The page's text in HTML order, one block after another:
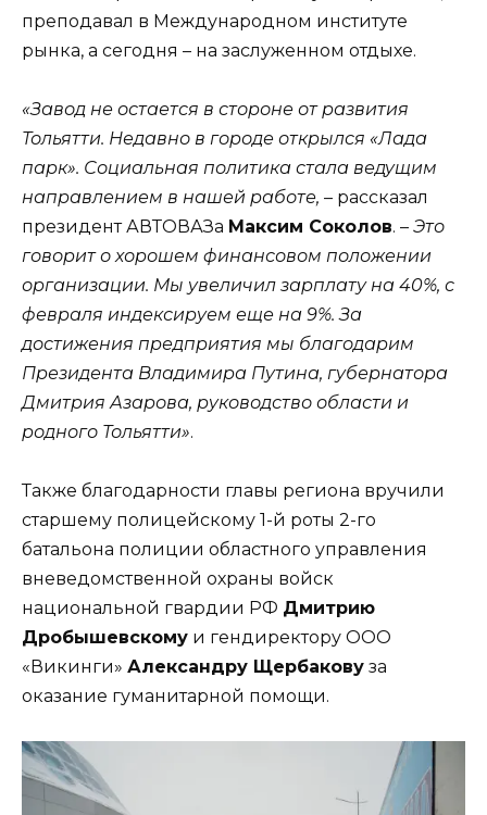
преподавал в Международном институте
рынка, а сегодня – на заслуженном отдыхе.
«Завод не остается в стороне от развития
Тольятти. Недавно в городе открылся «Лада
парк». Социальная политика стала ведущим
направлением в нашей работе, – рассказал
президент АВТОВАЗа Максим Соколов. – Это
говорит о хорошем финансовом положении
организации. Мы увеличил зарплату на 40%, с
февраля индексируем еще на 9%. За
достижения предприятия мы благодарим
Президента Владимира Путина, губернатора
Дмитрия Азарова, руководство области и
родного Тольятти».
Также благодарности главы региона вручили
старшему полицейскому 1-й роты 2-го
батальона полиции областного управления
вневедомственной охраны войск
национальной гвардии РФ Дмитрию
Дробышевскому и гендиректору ООО
«Викинги» Александру Щербакову за
оказание гуманитарной помощи.